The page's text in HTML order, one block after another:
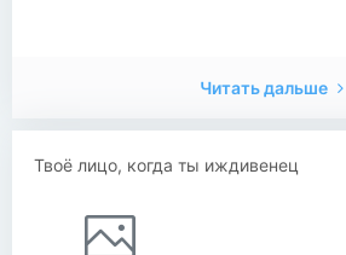
Читать дальше
Твоё лицо, когда ты иждивенец